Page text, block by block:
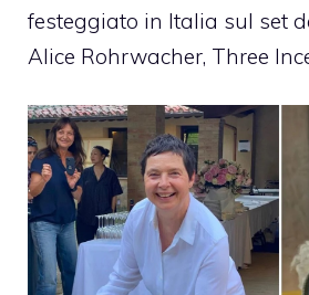
festeggiato in Italia sul set
Alice Rohrwacher, Three